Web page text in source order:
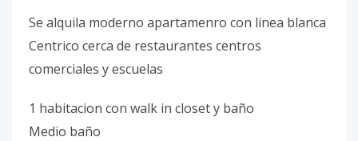
Se alquila moderno apartamenro con linea blanca
Centrico cerca de restaurantes centros
comerciales y escuelas
1 habitacion con walk in closet y baño
Medio baño